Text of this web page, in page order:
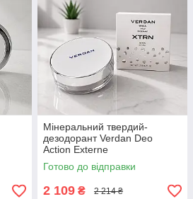
Мінеральний твердий-
дезодорант Verdan Deo
Action Externe
(універсальний), 120 г
Готово до відправки
2 109 ₴ 2 214 ₴